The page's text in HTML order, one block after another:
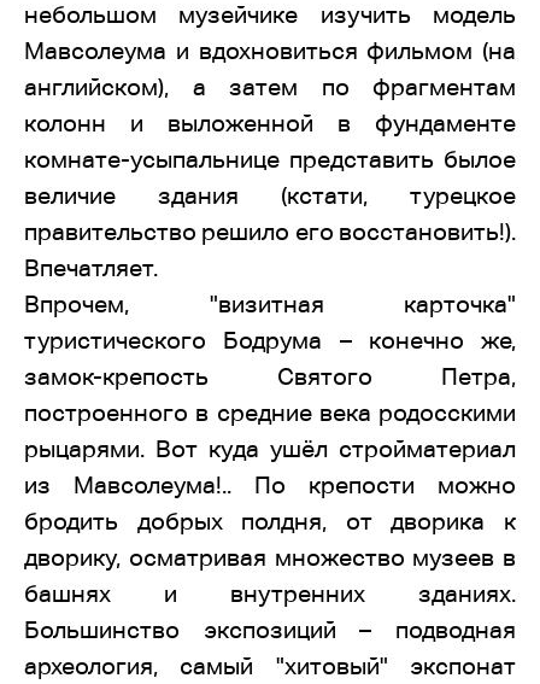
небольшом музейчике изучить модель
Мавсолеума и вдохновиться фильмом (на
английском), а затем по фрагментам
колонн и выложенной в фундаменте
комнате-усыпальнице представить былое
величие здания (кстати, турецкое
правительство решило его восстановить!).
Впечатляет.
Впрочем, "визитная карточка"
туристического Бодрума – конечно же,
замок-крепость Святого Петра,
построенного в средние века родосскими
рыцарями. Вот куда ушёл стройматериал
из Мавсолеума!.. По крепости можно
бродить добрых полдня, от дворика к
дворику, осматривая множество музеев в
башнях и внутренних зданиях.
Большинство экспозиций – подводная
археология, самый "хитовый" экспонат